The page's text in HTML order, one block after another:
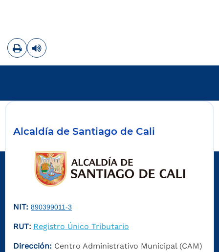
ImprimirLeer contenido
Alcaldía de Santiago de Cali
NIT: 890399011-3
RUT: Registro Único Tributario
Dirección: Centro Administrativo Municipal (CAM)